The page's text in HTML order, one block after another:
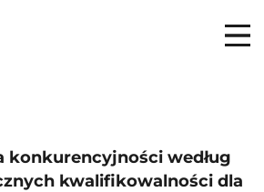
konkurencyjności według
kwalifikowalności dla